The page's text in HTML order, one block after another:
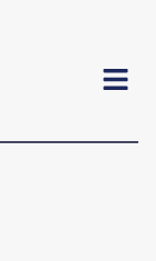
Menu